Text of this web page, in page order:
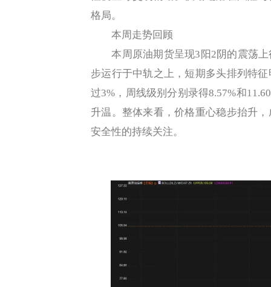
格局。
本周走势回顾
本周原油期货呈现3阳2阴的震荡上
步运行于中轨之上，短期多头排列特
过3%，周线级别分别录得8.57%和
升温。整体来看，价格重心稳步抬升
安全性的持续关注。